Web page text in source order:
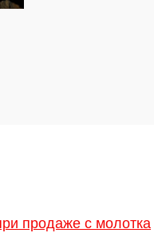
продаже с молотка